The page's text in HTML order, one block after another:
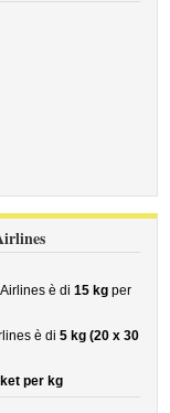
è di15 kg per
è di5 kg (20 x 30
per kg